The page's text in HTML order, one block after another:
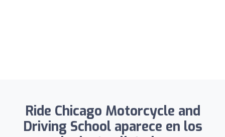
Ride Chicago Motorcycle and
Driving School aparece en los